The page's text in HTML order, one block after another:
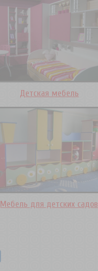
Детская мебель
Мебель для детских садов